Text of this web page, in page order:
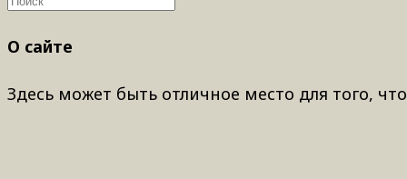
О сайте
Здесь может быть отличное место для того,